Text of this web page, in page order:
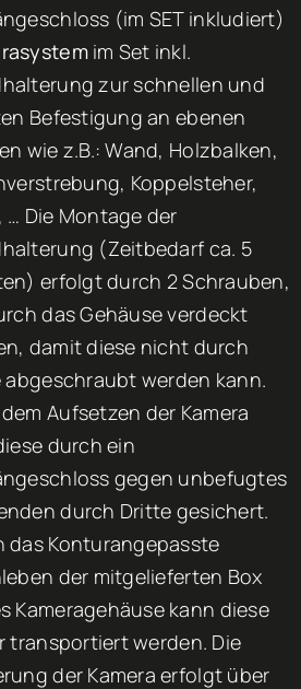
(im SET inkludiert)
im Set inkl.
zur schnellen und
Befestigung an ebenen
wie z.B.: Wand, Holzbalken,
Koppelsteher,
… Die Montage der
(Zeitbedarf ca. 5
erfolgt durch 2 Schrauben,
das Gehäuse verdeckt
damit diese nicht durch
abgeschraubt werden kann.
Aufsetzen der Kamera
durch ein
gegen unbefugtes
durch Dritte gesichert.
das Konturangepasste
der mitgelieferten Box
Kameragehäuse kann diese
transportiert werden. Die
der Kamera erfolgt über